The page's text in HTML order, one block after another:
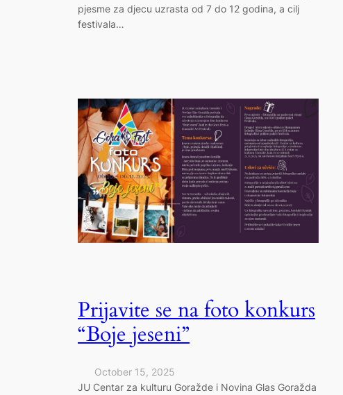
pjesme za djecu uzrasta od 7 do 12 godina, a cilj
festivala…
Prijavite se na foto konkurs
“Boje jeseni”
October 15, 2025
JU Centar za kulturu Goražde i Novina Glas Goražda